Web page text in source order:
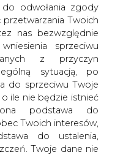
odwołania zgody
Twoich
nas bezwzględnie
sprzeciwu
z przyczyn
sytuacją, po
do sprzeciwu Twoje
ile nie będzie istnieć
podstawa do
Twoich interesów,
do ustalenia,
Twoje dane nie
wzrostu
o